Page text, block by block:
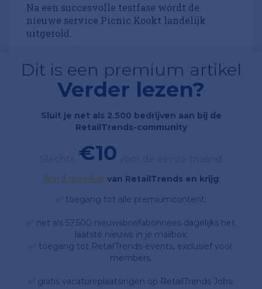
Na een succesvolle testfase wordt de
nieuwe service Picnic Kookt landelijk
uitgerold.
Dit is een premium artikel
Verder lezen?
Sluit je net als 2.500 bedrijven aan bij de
RetailTrends-community
€10
Word member van RetailTrends en krijg;
✅ toegang tot alle premiumcontent;
✅ net als 57.500 nieuwsbriefabonnees dagelijks het
laatste nieuws in je mailbox;
✅ toegang tot RetailTrends-events, exclusief voor
members.
✅ gratis vacatureplaatsingen op RetailTrends Jobs;